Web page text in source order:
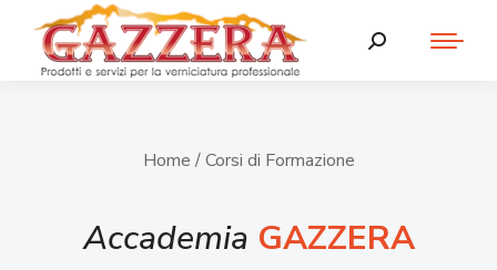
Home / Corsi di Formazione
Accademia GAZZERA